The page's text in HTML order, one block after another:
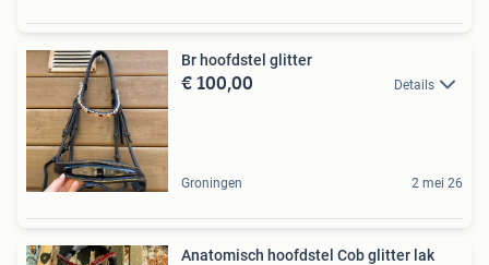
Br hoofdstel glitter
€ 100,00 Details
Groningen 2 mei 26
Anatomisch hoofdstel Cob glitter lak